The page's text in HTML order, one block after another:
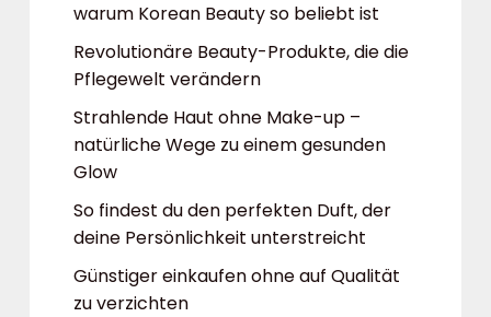
warum Korean Beauty so beliebt ist
Revolutionäre Beauty-Produkte, die die
Pflegewelt verändern
Strahlende Haut ohne Make-up –
natürliche Wege zu einem gesunden
Glow
So findest du den perfekten Duft, der
deine Persönlichkeit unterstreicht
Günstiger einkaufen ohne auf Qualität
zu verzichten